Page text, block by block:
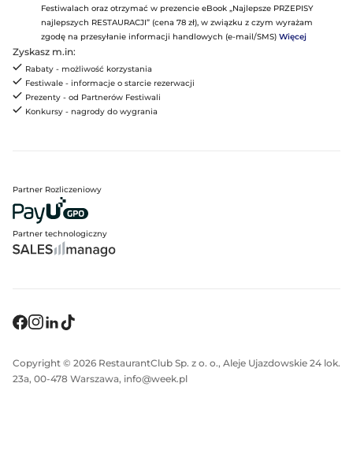
Festiwalach oraz otrzymać w prezencie eBook „Najlepsze PRZEPISY
najlepszych RESTAURACJI” (cena 78 zł), w związku z czym wyrażam
zgodę na przesyłanie informacji handlowych (e-mail/SMS) Więcej
Zyskasz m.in:
Rabaty - możliwość korzystania
Festiwale - informacje o starcie rezerwacji
Prezenty - od Partnerów Festiwali
Konkursy - nagrody do wygrania
Partner Rozliczeniowy
Partner technologiczny
Copyright © 2026 RestaurantClub Sp. z o. o., Aleje Ujazdowskie 24 lok.
23a, 00-478 Warszawa, info@week.pl